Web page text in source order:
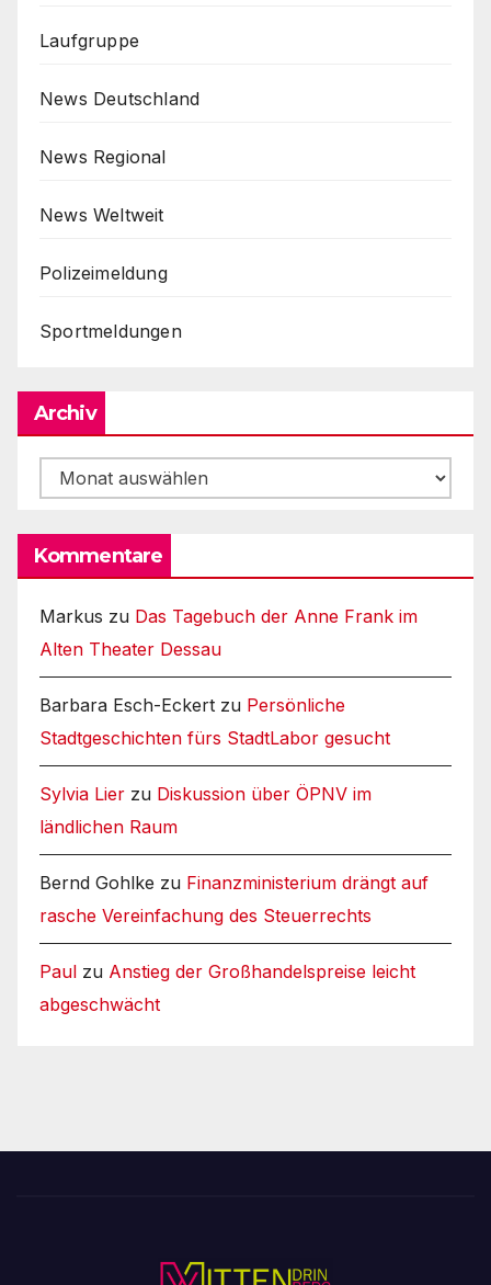
Laufgruppe
News Deutschland
News Regional
News Weltweit
Polizeimeldung
Sportmeldungen
Archiv
Archiv
Kommentare
Markus zu Das Tagebuch der Anne Frank im
Alten Theater Dessau
Barbara Esch-Eckert zu Persönliche
Stadtgeschichten fürs StadtLabor gesucht
Sylvia Lier zu Diskussion über ÖPNV im
ländlichen Raum
Bernd Gohlke zu Finanzministerium drängt auf
rasche Vereinfachung des Steuerrechts
Paul zu Anstieg der Großhandelspreise leicht
abgeschwächt